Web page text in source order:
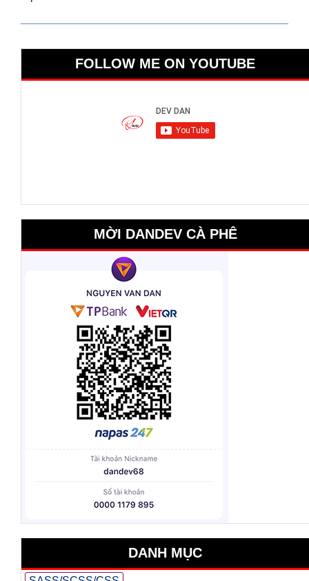
FOLLOW ME ON YOUTUBE
MỜI DANDEV CÀ PHÊ
DANH MỤC